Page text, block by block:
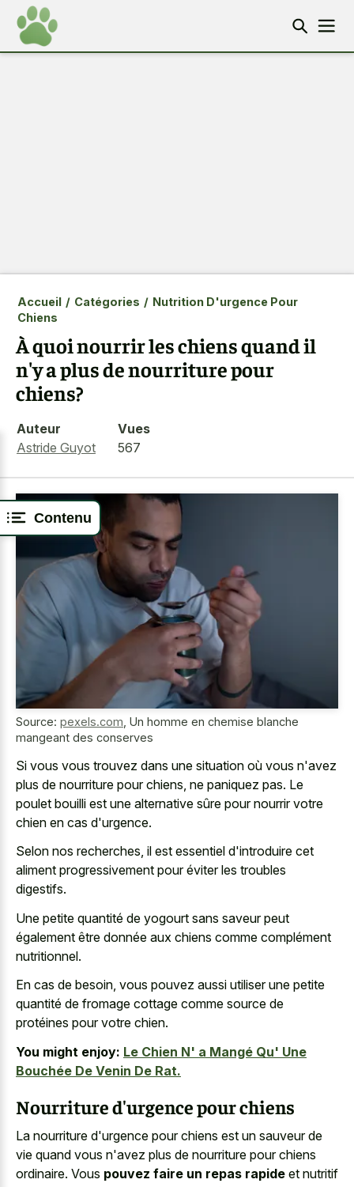
Contenu
Accueil / Catégories / Nutrition D'urgence Pour
Chiens
À quoi nourrir les chiens quand il
n'y a plus de nourriture pour
chiens?
Auteur
Astride Guyot
Vues
567
Source: pexels.com Un homme en chemise blanche
mangeant des conserves
Si vous vous trouvez dans une situation où vous n'avez
plus de nourriture pour chiens, ne paniquez pas. Le
poulet bouilli est une alternative sûre pour nourrir votre
chien en cas d'urgence.
Selon nos recherches, il est essentiel d'introduire cet
aliment progressivement pour éviter les troubles
digestifs.
Une petite quantité de yogourt sans saveur peut
également être donnée aux chiens comme complément
nutritionnel.
En cas de besoin, vous pouvez aussi utiliser une petite
quantité de fromage cottage comme source de
protéines pour votre chien.
You might enjoy: Le Chien N' a Mangé Qu' Une
Bouchée De Venin De Rat.
Nourriture d'urgence pour chiens
La nourriture d'urgence pour chiens est un sauveur de
vie quand vous n'avez plus de nourriture pour chiens
ordinaire. Vous pouvez faire un repas rapide et nutritif